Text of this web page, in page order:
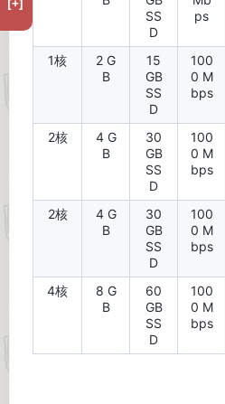
SS
D
ps
1核
2 G
B
15
GB
SS
D
100
0 M
bps
2核
4 G
B
30
GB
SS
D
100
0 M
bps
2核
4 G
B
30
GB
SS
D
100
0 M
bps
4核
8 G
B
60
GB
SS
D
100
0 M
bps